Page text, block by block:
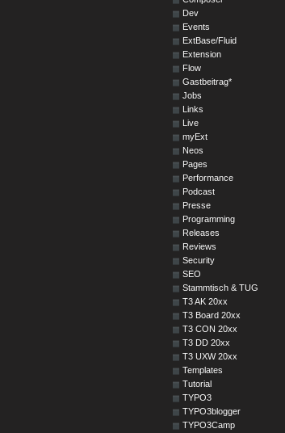
Dev
Events
ExtBase/Fluid
Extension
Flow
Gastbeitrag*
Jobs
Links
Live
myExt
Neos
Pages
Performance
Podcast
Presse
Programming
Releases
Reviews
Security
SEO
Stammtisch & TUG
T3 AK 20xx
T3 Board 20xx
T3 CON 20xx
T3 DD 20xx
T3 UXW 20xx
Templates
Tutorial
TYPO3
TYPO3blogger
TYPO3Camp